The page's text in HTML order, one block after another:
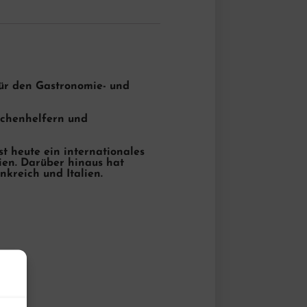
den Gastronomie- und
und
heute ein internationales
Darüber hinaus hat
und Italien.